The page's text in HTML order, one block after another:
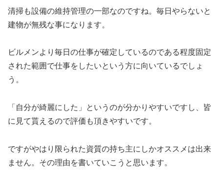
清掃も設備の維持管理の一部なのですね。毎日やらないと
建物が無残な事になります。
ビルメンより毎日の仕事が確定しているのである程度固定
された範囲で仕事をしたいという方に向いているでしょ
う。
「自分が綺麗にした」というのが分かりやすいですし、皆
に見て貰えるので評価も頂きやすいです。
ですがやはり限られた資質の持ち主にしかオススメは出来
ません。その理由を書いていこうと思います。